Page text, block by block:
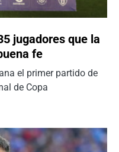
jugadores que la
fe
el primer partido de
de Copa